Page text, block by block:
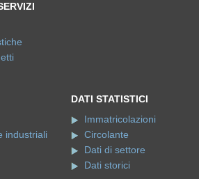
industriali
DATI STATISTICI
Immatricolazioni
Circolante
Dati di settore
Dati storici